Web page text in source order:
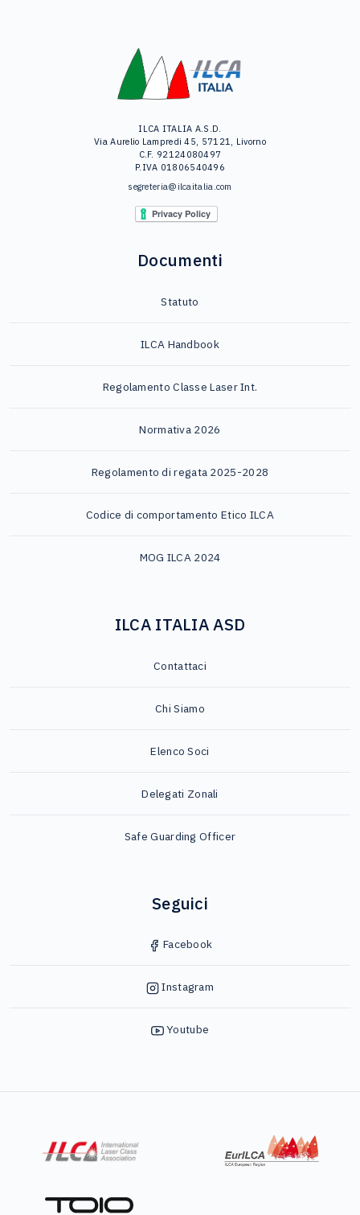
ILCA ITALIA A.S.D.
Via Aurelio Lampredi 45, 57121, Livorno
C.F. 92124080497
P.IVA 01806540496
segreteria@ilcaitalia.com
Documenti
Statuto
ILCA Handbook
Regolamento Classe Laser Int.
Normativa 2026
Regolamento di regata 2025-2028
Codice di comportamento Etico ILCA
MOG ILCA 2024
ILCA ITALIA ASD
Contattaci
Chi Siamo
Elenco Soci
Delegati Zonali
Safe Guarding Officer
Seguici
Facebook
Instagram
Youtube